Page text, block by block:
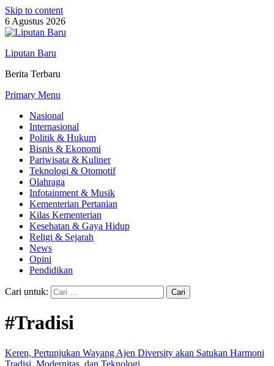
Skip to content
6 Agustus 2026
Liputan Baru
Berita Terbaru
Primary Menu
Nasional
Internasional
Politik & Hukum
Bisnis & Ekonomi
Pariwisata & Kuliner
Teknologi & Otomotif
Olahraga
Infotainment & Musik
Kementerian Pertanian
Kilas Kementerian
Kesehatan & Gaya Hidup
Religi & Sejarah
News
Opini
Pendidikan
Cari untuk:
#Tradisi
Keren, Pertunjukan Wayang Ajen Diversity akan Satukan Harmoni
Tradisi, Modernitas, dan Teknologi